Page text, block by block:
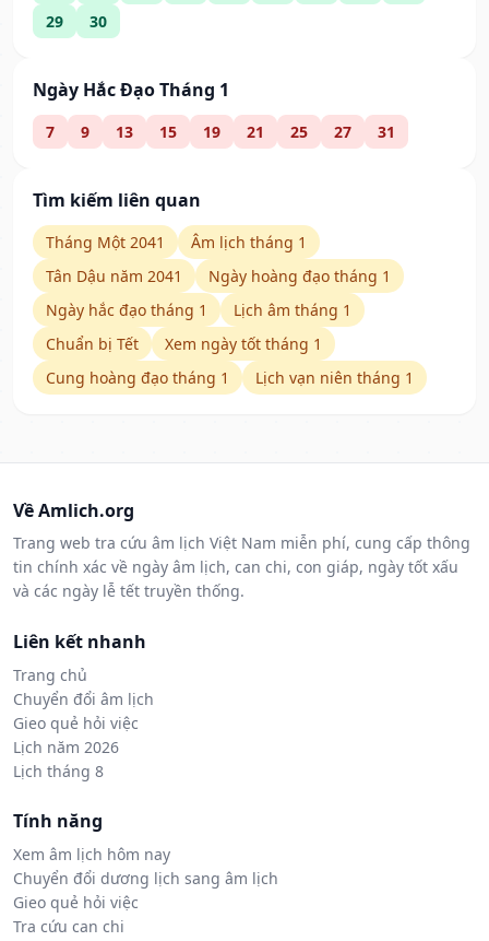
29
30
Ngày Hắc Đạo Tháng 1
7 9 13 15 19 21 25 27 31
Tìm kiếm liên quan
Tháng Một 2041
Âm lịch tháng 1
Tân Dậu năm 2041
Ngày hoàng đạo tháng 1
Ngày hắc đạo tháng 1
Lịch âm tháng 1
Chuẩn bị Tết
Xem ngày tốt tháng 1
Cung hoàng đạo tháng 1
Lịch vạn niên tháng 1
Về Amlich.org
Trang web tra cứu âm lịch Việt Nam miễn phí, cung cấp thông
tin chính xác về ngày âm lịch, can chi, con giáp, ngày tốt xấu
và các ngày lễ tết truyền thống.
Liên kết nhanh
Trang chủ
Chuyển đổi âm lịch
Gieo quẻ hỏi việc
Lịch năm 2026
Lịch tháng 8
Tính năng
Xem âm lịch hôm nay
Chuyển đổi dương lịch sang âm lịch
Gieo quẻ hỏi việc
Tra cứu can chi